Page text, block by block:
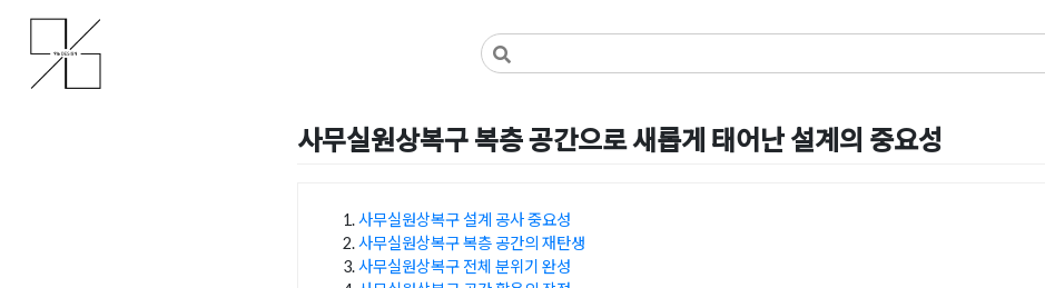
content
사무실인테리어 디자인 공사 비용견적 플랫폼
사무실인테리어 916
사무실원상복구 복층 공간으로 새롭게 태어난 설계의 중요성
사무실원상복구 설계 공사 중요성
사무실원상복구 복층 공간의 재탄생
사무실원상복구 전체 분위기 완성